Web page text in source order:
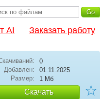
AI Заказать работу
0
Добавлен:
01.11.2025
Размер:
1 Мб
Скачать ☆